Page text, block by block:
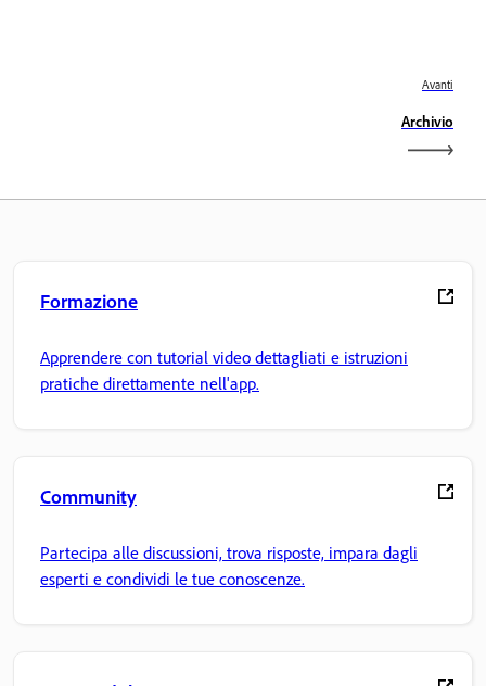
Avanti
Archivio
Formazione
Apprendere con tutorial video dettagliati e istruzioni
pratiche direttamente nell'app.
Community
Partecipa alle discussioni, trova risposte, impara dagli
esperti e condividi le tue conoscenze.